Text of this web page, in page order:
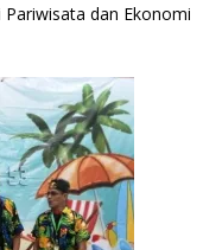
Pariwisata dan Ekonomi